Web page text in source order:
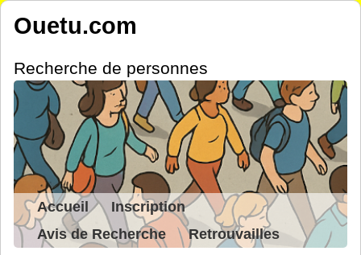
Ouetu.com
Recherche de personnes
Accueil
Inscription
Avis de Recherche
Retrouvailles